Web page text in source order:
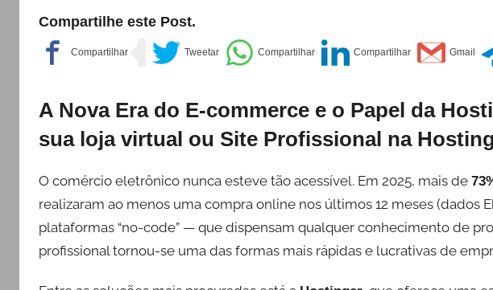
Compartilhe este Post.
A Nova Era do E-commerce e o Papel da
sua loja virtual ou Site Profissional na
O comércio eletrônico nunca esteve tão acessível. Em 2025, mais de
realizaram ao menos uma compra online nos últimos 12 meses (dados
plataformas “no-code” — que dispensam qualquer conhecimento de
profissional tornou-se uma das formas mais rápidas e lucrativas de